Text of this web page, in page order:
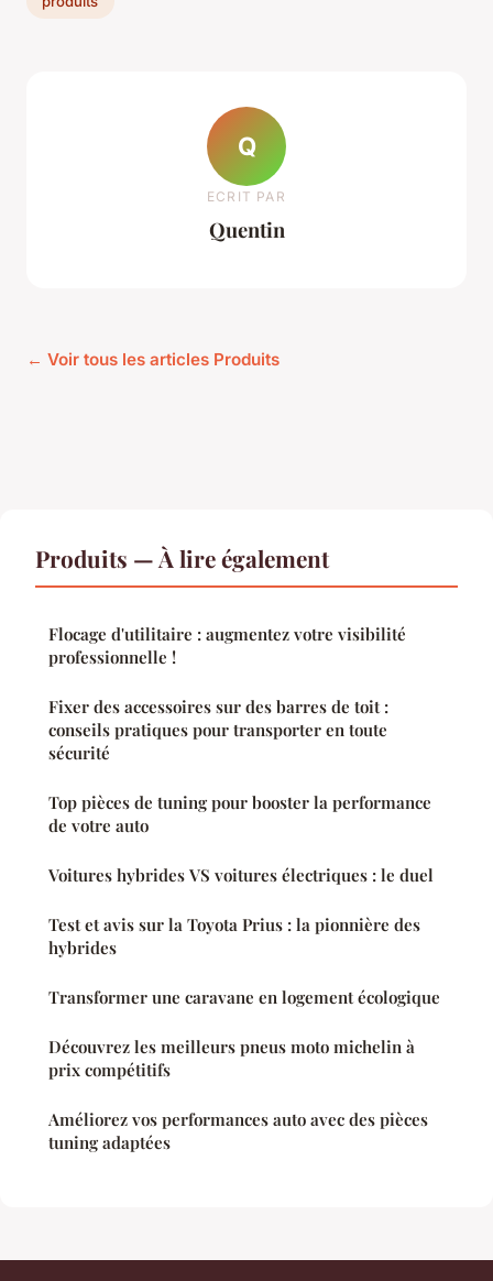
Q
ECRIT PAR
Quentin
← Voir tous les articles Produits
Produits — À lire également
Flocage d'utilitaire : augmentez votre visibilité
professionnelle !
Fixer des accessoires sur des barres de toit :
conseils pratiques pour transporter en toute
sécurité
Top pièces de tuning pour booster la performance
de votre auto
Voitures hybrides VS voitures électriques : le duel
Test et avis sur la Toyota Prius : la pionnière des
hybrides
Transformer une caravane en logement écologique
Découvrez les meilleurs pneus moto michelin à
prix compétitifs
Améliorez vos performances auto avec des pièces
tuning adaptées